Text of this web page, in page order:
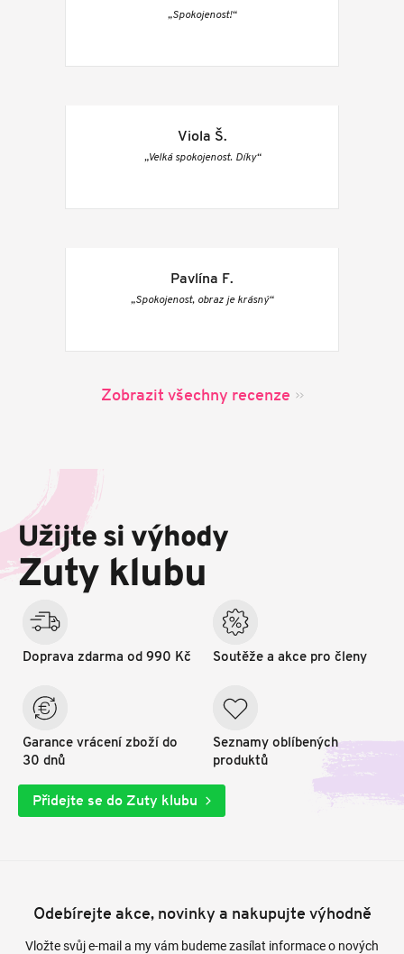
„Spokojenost!“
Viola Š.
„Velká spokojenost. Díky“
Pavlína F.
„Spokojenost, obraz je krásný“
Zobrazit všechny recenze
a
í
Užijte si výhody
Zuty klubu
Doprava zdarma od 990 Kč
Garance vrácení zboží do
30 dnů
Soutěže a akce pro členy
Seznamy oblíbených
produktů
Přidejte se do Zuty klubu
Odebírejte akce, novinky a nakupujte výhodně
Vložte svůj e-mail a my vám budeme zasílat informace o nových